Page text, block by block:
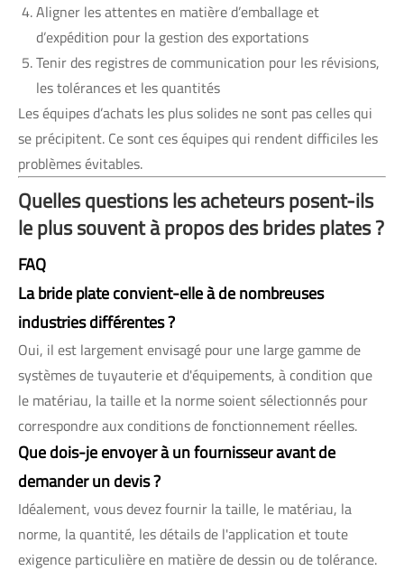
Aligner les attentes en matière d’emballage et
d’expédition pour la gestion des exportations
Tenir des registres de communication pour les révisions,
les tolérances et les quantités
Les équipes d’achats les plus solides ne sont pas celles qui
se précipitent. Ce sont ces équipes qui rendent difficiles les
problèmes évitables.
Quelles questions les acheteurs posent-ils
le plus souvent à propos des brides plates ?
FAQ
La bride plate convient-elle à de nombreuses
industries différentes ?
Oui, il est largement envisagé pour une large gamme de
systèmes de tuyauterie et d'équipements, à condition que
le matériau, la taille et la norme soient sélectionnés pour
correspondre aux conditions de fonctionnement réelles.
Que dois-je envoyer à un fournisseur avant de
demander un devis ?
Idéalement, vous devez fournir la taille, le matériau, la
norme, la quantité, les détails de l'application et toute
exigence particulière en matière de dessin ou de tolérance.